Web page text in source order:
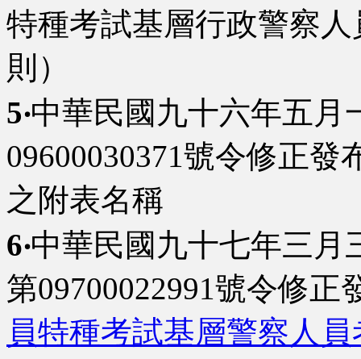
特種考試基層行政警察
則）
5‧中華民國九十六年五月
09600030371號令修正
之附表名稱
6‧中華民國九十七年三月
第09700022991號令修
員特種考試基層警察人